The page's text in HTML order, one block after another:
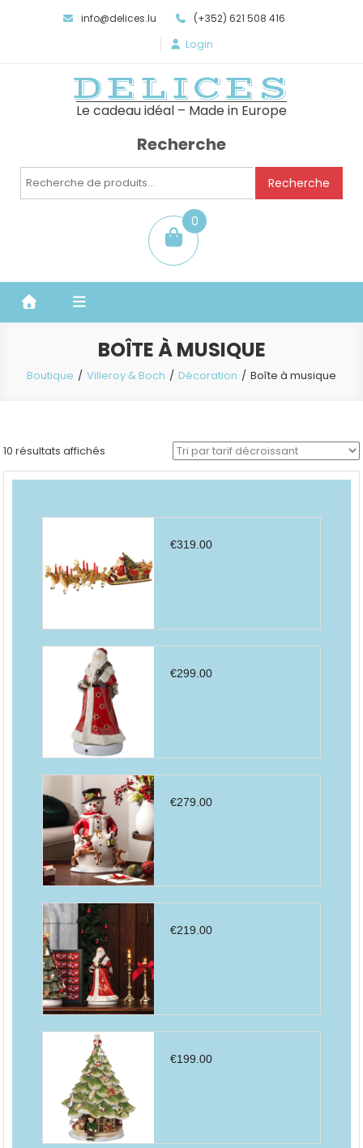
info@delices.lu (+352) 621 508 416
Login
DELICES
Le cadeau idéal – Made in Europe
Recherche
Recherche
Recherche
0
item
BOÎTE À MUSIQUE
Boutique Villeroy & Boch Décoration Boîte à musique
10 résultats affichés
par
€319.00
€299.00
€279.00
€219.00
€199.00